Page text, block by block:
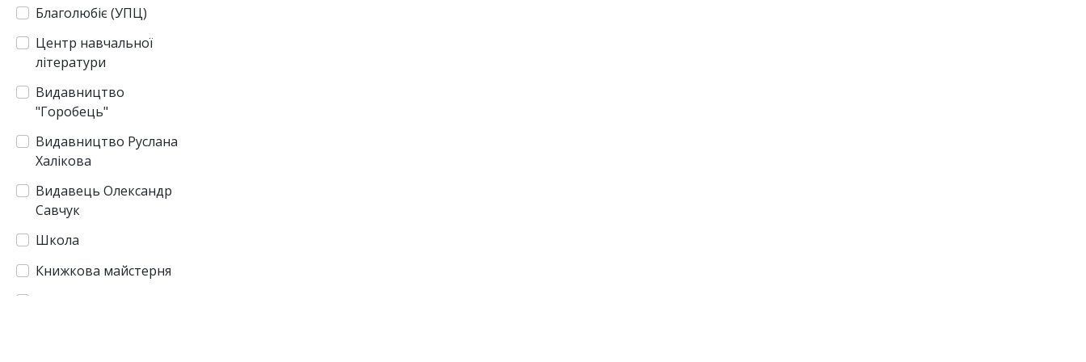
Благолюбіє (УПЦ)
Центр навчальної
літератури
Видавництво
"Горобець"
Видавництво Руслана
Халікова
Видавець Олександр
Савчук
Школа
Книжкова майстерня